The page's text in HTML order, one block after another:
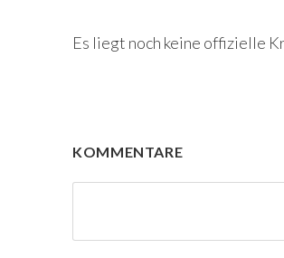
Es liegt noch keine offizielle
KOMMENTARE